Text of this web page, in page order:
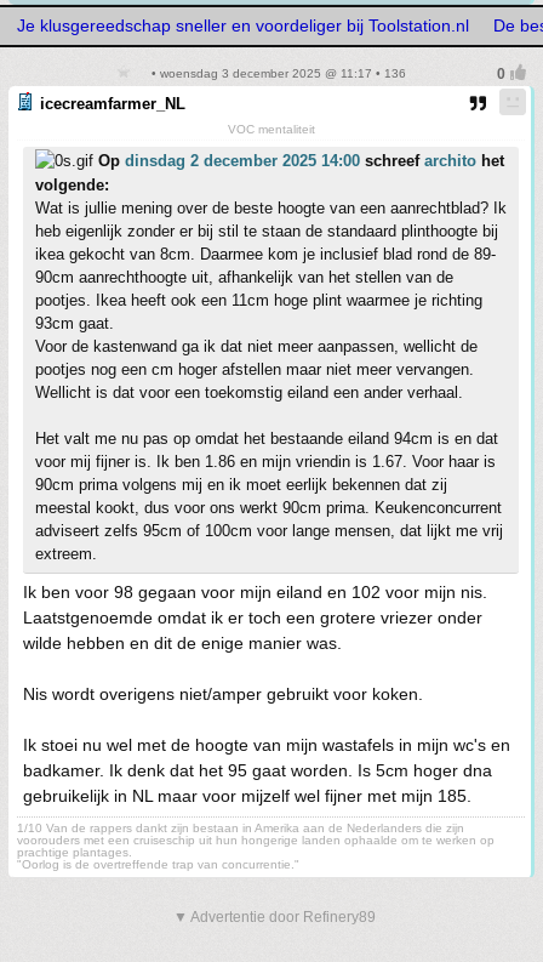
Je klusgereedschap sneller en voordeliger bij Toolstation.nl De
• woensdag 3 december 2025 @ 11:17 • 136
icecreamfarmer_NL
VOC mentaliteit
Op dinsdag 2 december 2025 14:00 schreef archito het
volgende:
Wat is jullie mening over de beste hoogte van een aanrechtblad? Ik
heb eigenlijk zonder er bij stil te staan de standaard plinthoogte bij
ikea gekocht van 8cm. Daarmee kom je inclusief blad rond de 89-
90cm aanrechthoogte uit, afhankelijk van het stellen van de
pootjes. Ikea heeft ook een 11cm hoge plint waarmee je richting
93cm gaat.
Voor de kastenwand ga ik dat niet meer aanpassen, wellicht de
pootjes nog een cm hoger afstellen maar niet meer vervangen.
Wellicht is dat voor een toekomstig eiland een ander verhaal.
Het valt me nu pas op omdat het bestaande eiland 94cm is en dat
voor mij fijner is. Ik ben 1.86 en mijn vriendin is 1.67. Voor haar is
90cm prima volgens mij en ik moet eerlijk bekennen dat zij
meestal kookt, dus voor ons werkt 90cm prima. Keukenconcurrent
adviseert zelfs 95cm of 100cm voor lange mensen, dat lijkt me vrij
extreem.
Ik ben voor 98 gegaan voor mijn eiland en 102 voor mijn nis.
Laatstgenoemde omdat ik er toch een grotere vriezer onder
wilde hebben en dit de enige manier was.
Nis wordt overigens niet/amper gebruikt voor koken.
Ik stoei nu wel met de hoogte van mijn wastafels in mijn wc's en
badkamer. Ik denk dat het 95 gaat worden. Is 5cm hoger dna
gebruikelijk in NL maar voor mijzelf wel fijner met mijn 185.
1/10 Van de rappers dankt zijn bestaan in Amerika aan de Nederlanders die zijn
voorouders met een cruiseschip uit hun hongerige landen ophaalde om te werken op
prachtige plantages.
"Oorlog is de overtreffende trap van concurrentie."
▼ Advertentie door Refinery89